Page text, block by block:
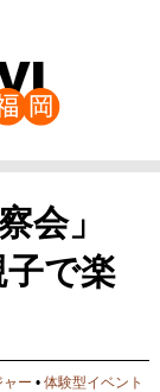
会」
で楽
ャー •体験型イベント